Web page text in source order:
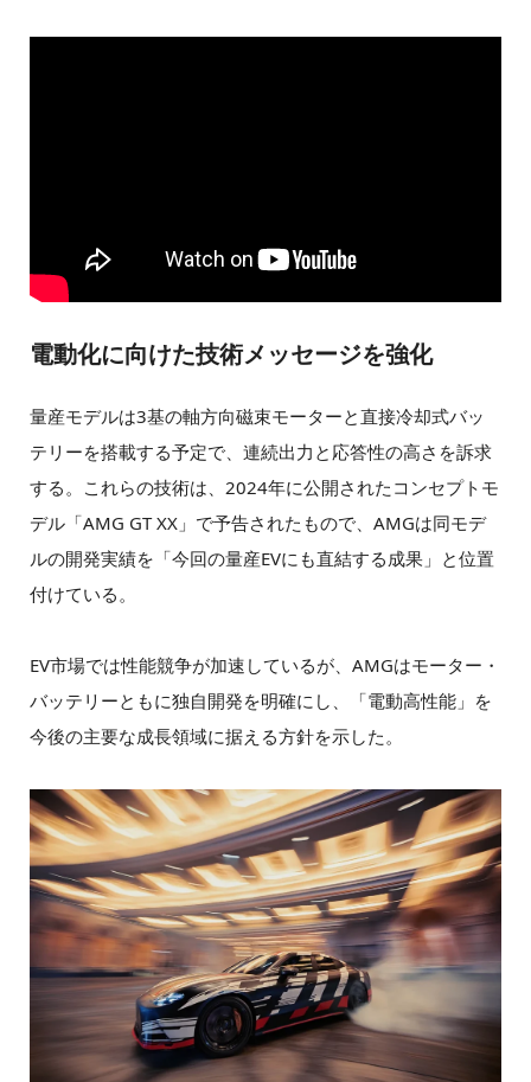
電動化に向けた技術メッセージを強化
量産モデルは3基の軸方向磁束モーターと直接冷却式バッ
テリーを搭載する予定で、連続出力と応答性の高さを訴求
する。これらの技術は、2024年に公開されたコンセプトモ
デル「AMG GT XX」で予告されたもので、AMGは同モデ
ルの開発実績を「今回の量産EVにも直結する成果」と位置
付けている。
EV市場では性能競争が加速しているが、AMGはモーター・
バッテリーともに独自開発を明確にし、「電動高性能」を
今後の主要な成長領域に据える方針を示した。